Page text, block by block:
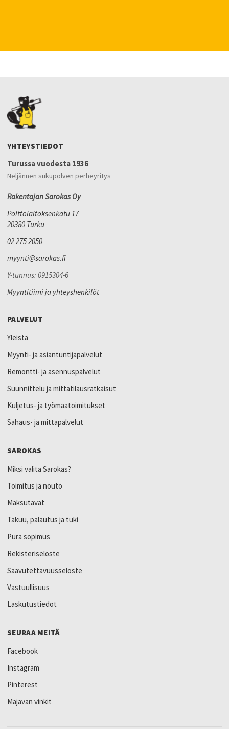
YHTEYSTIEDOT
Turussa vuodesta 1936
Neljännen sukupolven perheyritys
Rakentajan Sarokas Oy
Polttolaitoksenkatu 17
20380 Turku
02 275 2050
myynti@sarokas.fi
Y-tunnus: 0915304-6
Myyntitiimi ja yhteyshenkilöt
PALVELUT
Yleistä
Myynti- ja asiantuntijapalvelut
Remontti- ja asennuspalvelut
Suunnittelu ja mittatilausratkaisut
Kuljetus- ja työmaatoimitukset
Sahaus- ja mittapalvelut
SAROKAS
Miksi valita Sarokas?
Toimitus ja nouto
Maksutavat
Takuu, palautus ja tuki
Pura sopimus
Rekisteriseloste
Saavutettavuusseloste
Vastuullisuus
Laskutustiedot
SEURAA MEITÄ
Facebook
Instagram
Pinterest
Majavan vinkit